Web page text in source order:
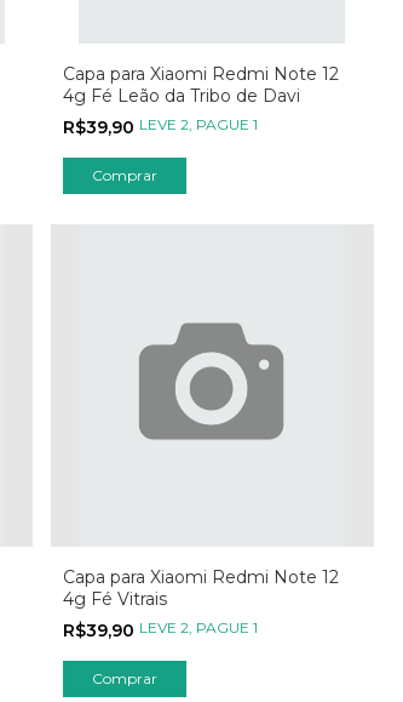
Capa para Xiaomi Redmi Note 12
4g Fé Leão da Tribo de Davi
R$39,90 LEVE 2, PAGUE 1
Comprar
Capa para Xiaomi Redmi Note 12
4g Fé Vitrais
R$39,90 LEVE 2, PAGUE 1
Comprar